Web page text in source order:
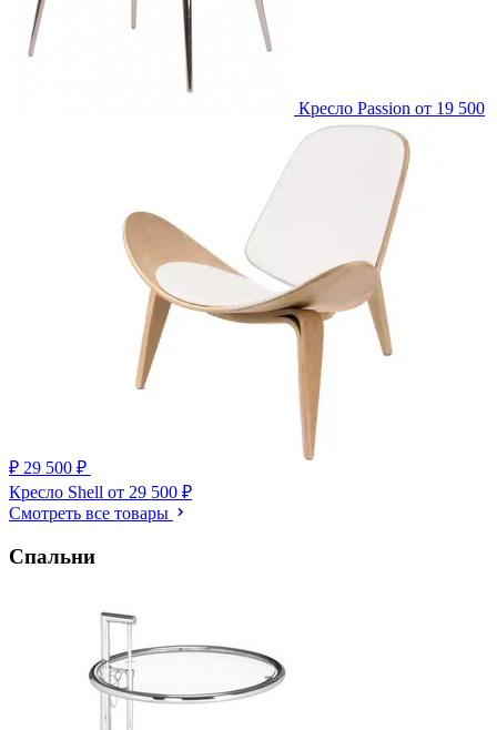
Кресло Passion от 19 500
₽ 29 500 ₽
Кресло Shell от 29 500 ₽
Смотреть все товары
Спальни